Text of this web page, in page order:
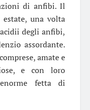
di anfibi. Il
una volta
degli anfibi,
assordante.
amate e
e con loro
fetta di